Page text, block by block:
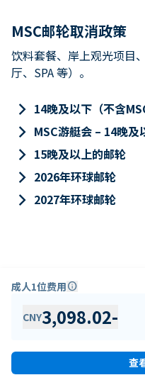
MSC邮轮取消政策
饮料套餐、岸上观光项目
厅、SPA 等）。
keyboard_arrow_right 14晚及以下（不含
keyboard_arrow_right MSC游艇会 – 14晚及
keyboard_arrow_right 15晚及以上的邮轮
keyboard_arrow_right 2026年环球邮轮
keyboard_arrow_right 2027年环球邮轮
成人1位费用info
CNY3,098.02-
查